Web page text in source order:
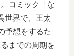
コミック「な
世界で、王太
予想をするた
までの周期を